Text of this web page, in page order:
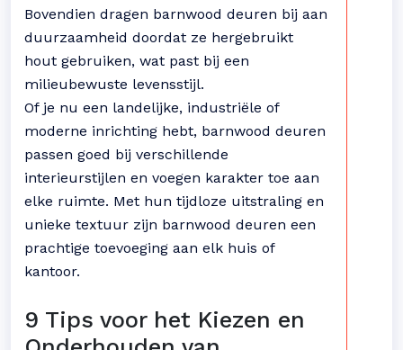
Bovendien dragen barnwood deuren bij aan
duurzaamheid doordat ze hergebruikt
hout gebruiken, wat past bij een
milieubewuste levensstijl.
Of je nu een landelijke, industriële of
moderne inrichting hebt, barnwood deuren
passen goed bij verschillende
interieurstijlen en voegen karakter toe aan
elke ruimte. Met hun tijdloze uitstraling en
unieke textuur zijn barnwood deuren een
prachtige toevoeging aan elk huis of
kantoor.
9 Tips voor het Kiezen en